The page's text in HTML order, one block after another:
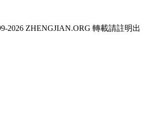
2026 ZHENGJIAN.ORG 轉載請註明出